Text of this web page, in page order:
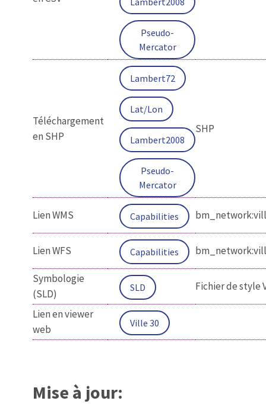
Pseudo-
Mercator
Téléchargement
en SHP
Lambert72
Lat/Lon
Lambert2008
Pseudo-
Mercator
SHP
Lien WMS Capabilities
Lien WFS Capabilities
Symbologie
(SLD)
SLD Fichier de style
Lien en viewer
web
Ville 30
Mise à jour: